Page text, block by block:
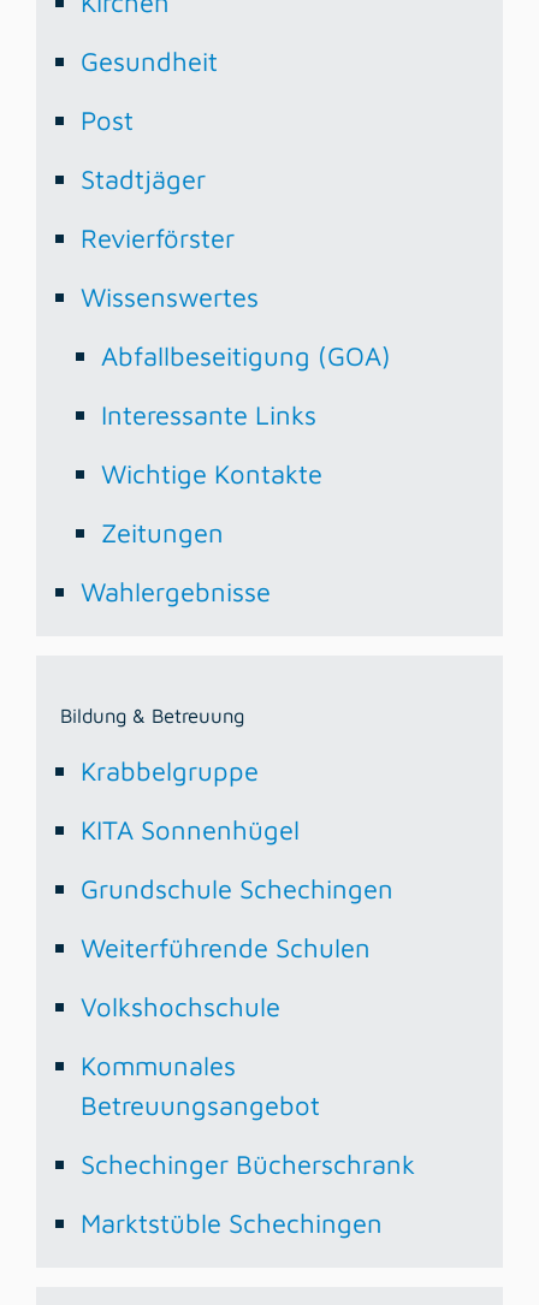
Gesundheit
Post
Stadtjäger
Revierförster
Wissenswertes
Abfallbeseitigung (GOA)
Interessante Links
Wichtige Kontakte
Zeitungen
Wahlergebnisse
Bildung & Betreuung
Krabbelgruppe
KITA Sonnenhügel
Grundschule Schechingen
Weiterführende Schulen
Volkshochschule
Kommunales
Betreuungsangebot
Schechinger Bücherschrank
Marktstüble Schechingen